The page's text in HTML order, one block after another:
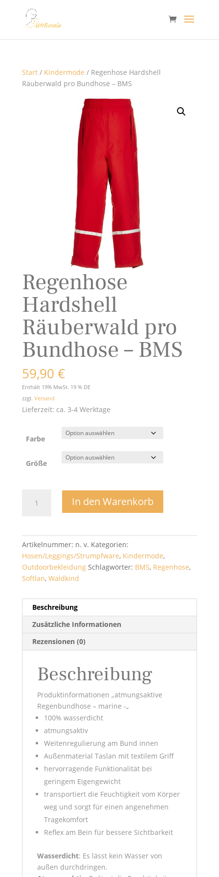
Start/ Kindermode / Regenhose Hardshell
Räuberwald pro Bundhose – BMS
Regenhose
Hardshell
Räuberwald pro
Bundhose – BMS
59,90 €
Enthält 19% MwSt. 19 % DE
zzgl. Versand
Lieferzeit: ca. 3-4 Werktage
Farbe
Größe
Hardshell
Bundhose
Menge
In den Warenkorb
Artikelnummer: n. v. Kategorien:
Hosen/Leggings/Strumpfware, Kindermode,
Outdoorbekleidung Schlagwörter: BMS, Regenhose,
Softlan, Waldkind
Beschreibung
Zusätzliche Informationen
Rezensionen (0)
Beschreibung
Produktinformationen „atmungsaktive
Regenbundhose – marine -„
100% wasserdicht
atmungsaktiv
Weitenregulierung am Bund innen
Außenmaterial Taslan mit textilem Griff
hervorragende Funktionalität bei
geringem Eigengewicht
transportiert die Feuchtigkeit vom Körper
weg und sorgt für einen angenehmen
Tragekomfort
Reflex am Bein für bessere Sichtbarkeit
Wasserdicht: Es lässt kein Wasser von
außen durchdringen.